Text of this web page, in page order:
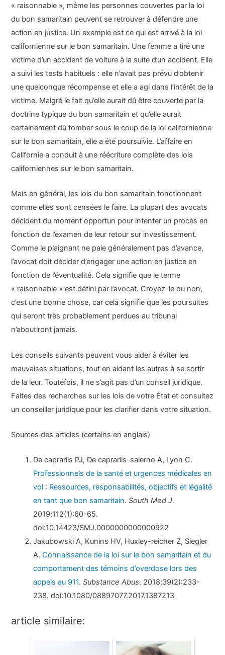
« raisonnable », même les personnes couvertes par la loi
du bon samaritain peuvent se retrouver à défendre une
action en justice. Un exemple est ce qui est arrivé à la loi
californienne sur le bon samaritain. Une femme a tiré une
victime d’un accident de voiture à la suite d’un accident. Elle
a suivi les tests habituels : elle n’avait pas prévu d’obtenir
une quelconque récompense et elle a agi dans l’intérêt de la
victime. Malgré le fait qu’elle aurait dû être couverte par la
doctrine typique du bon samaritain et qu’elle aurait
certainement dû tomber sous le coup de la loi californienne
sur le bon samaritain, elle a été poursuivie. L’affaire en
Californie a conduit à une réécriture complète des lois
californiennes sur le bon samaritain.
Mais en général, les lois du bon samaritain fonctionnent
comme elles sont censées le faire. La plupart des avocats
décident du moment opportun pour intenter un procès en
fonction de l’examen de leur retour sur investissement.
Comme le plaignant ne paie généralement pas d’avance,
l’avocat doit décider d’engager une action en justice en
fonction de l’éventualité. Cela signifie que le terme
« raisonnable » est défini par l’avocat. Croyez-le ou non,
c’est une bonne chose, car cela signifie que les poursuites
qui seront très probablement perdues au tribunal
n’aboutiront jamais.
Les conseils suivants peuvent vous aider à éviter les
mauvaises situations, tout en aidant les autres à se sortir
de la leur. Toutefois, il ne s’agit pas d’un conseil juridique.
Faites des recherches sur les lois de votre État et consultez
un conseiller juridique pour les clarifier dans votre situation.
Sources des articles (certains en anglais)
De caprariis PJ, De caprariis-salerno A, Lyon C.
Professionnels de la santé et urgences médicales en
vol : Ressources, responsabilités, objectifs et légalité
en tant que bon samaritain.South Med J.
2019;112(1):60-65.
doi:10.14423/SMJ.0000000000000922
Jakubowski A, Kunins HV, Huxley-reicher Z, Siegler
A.Connaissance de la loi sur le bon samaritain et du
comportement des témoins d’overdose lors des
appels au 911.Substance Abus. 2018;39(2):233-
238. doi:10.1080/08897077.2017.1387213
article similaire: